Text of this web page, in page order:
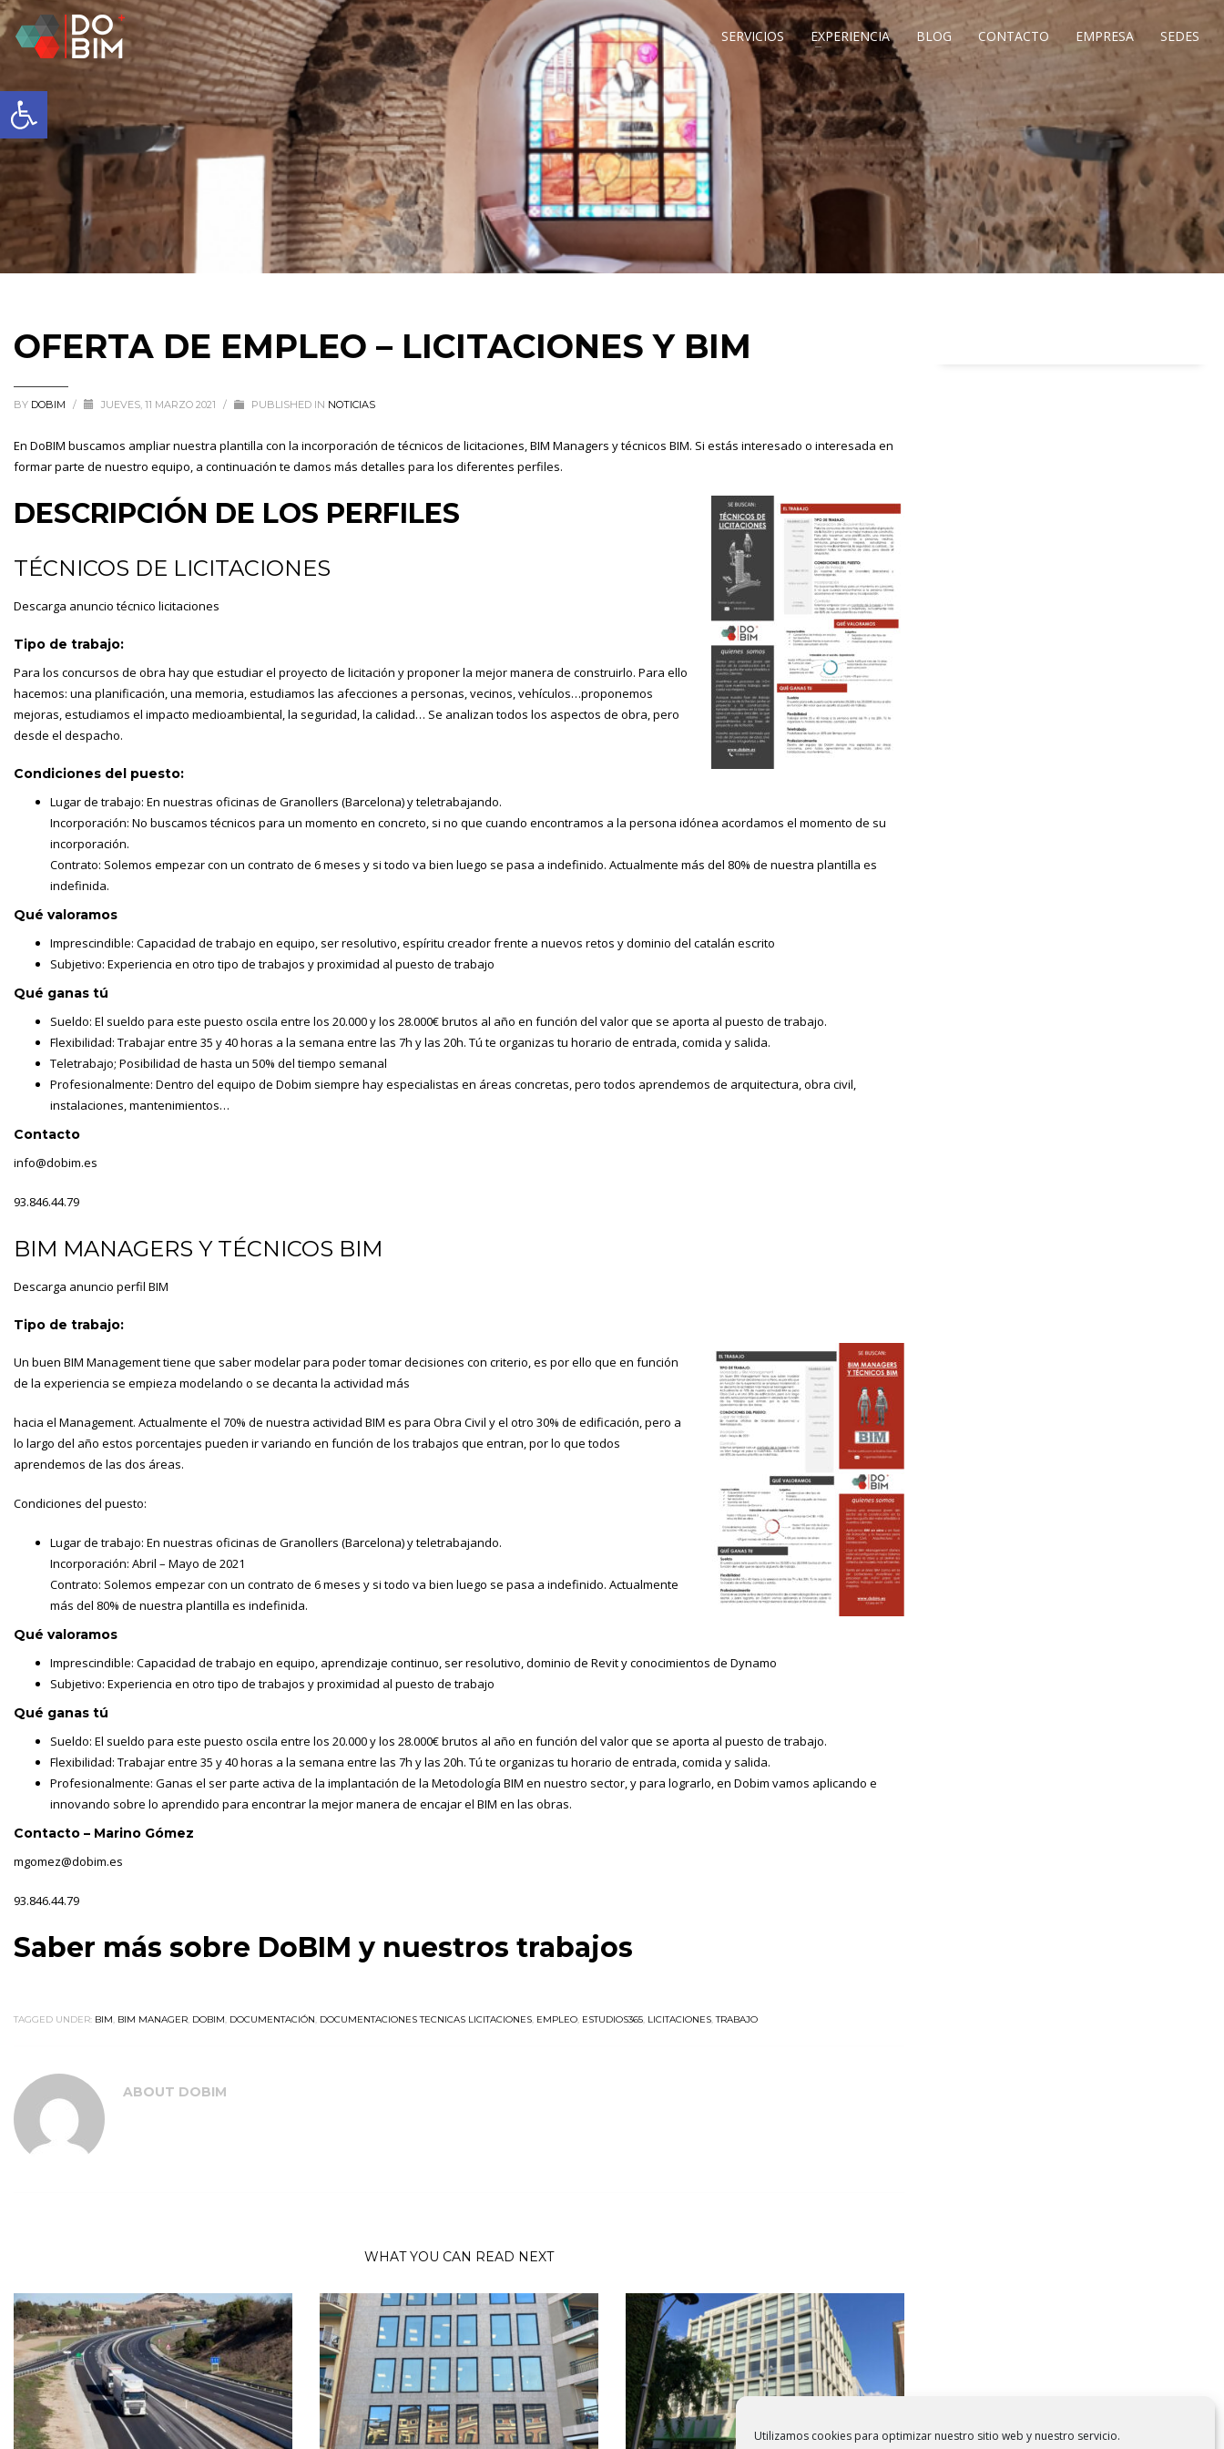
Abrir barra de herramientas
Utilizamos cookies para optimizar nuestro sitio web y nuestro servicio.
SERVICIOS EXPERIENCIA BLOG CONTACTO EMPRESA SEDES
OFERTA DE EMPLEO – LICITACIONES Y BIM
BY DOBIM / JUEVES, 11 MARZO 2021 / PUBLISHED IN NOTICIAS
En DoBIM buscamos ampliar nuestra plantilla con la incorporación de técnicos de licitaciones, BIM Managers y técnicos BIM. Si estás interesado o interesada en
formar parte de nuestro equipo, a continuación te damos más detalles para los diferentes perfiles.
DESCRIPCIÓN DE LOS PERFILES
TÉCNICOS DE LICITACIONES
Descarga anuncio técnico licitaciones
Tipo de trabajo:
Para los concursos de obra hay que estudiar el proyecto de licitación y proponer la mejor manera de construirlo. Para ello
hacemos: una planificación, una memoria, estudiamos las afecciones a personas, vecinos, vehículos…proponemos
mejoras, estudiamos el impacto medioambiental, la seguridad, la calidad… Se analizan todos los aspectos de obra, pero
desde el despacho.
Condiciones del puesto:
Lugar de trabajo: En nuestras oficinas de Granollers (Barcelona) y teletrabajando.
Incorporación: No buscamos técnicos para un momento en concreto, si no que cuando encontramos a la persona idónea acordamos el momento de su
incorporación.
Contrato: Solemos empezar con un contrato de 6 meses y si todo va bien luego se pasa a indefinido. Actualmente más del 80% de nuestra plantilla es
indefinida.
Qué valoramos
Imprescindible: Capacidad de trabajo en equipo, ser resolutivo, espíritu creador frente a nuevos retos y dominio del catalán escrito
Subjetivo: Experiencia en otro tipo de trabajos y proximidad al puesto de trabajo
Qué ganas tú
Sueldo: El sueldo para este puesto oscila entre los 20.000 y los 28.000€ brutos al año en función del valor que se aporta al puesto de trabajo.
Flexibilidad: Trabajar entre 35 y 40 horas a la semana entre las 7h y las 20h. Tú te organizas tu horario de entrada, comida y salida.
Teletrabajo; Posibilidad de hasta un 50% del tiempo semanal
Profesionalmente: Dentro del equipo de Dobim siempre hay especialistas en áreas concretas, pero todos aprendemos de arquitectura, obra civil,
instalaciones, mantenimientos…
Contacto
info@dobim.es
93.846.44.79
BIM MANAGERS Y TÉCNICOS BIM
Descarga anuncio perfil BIM
Tipo de trabajo:
Un buen BIM Management tiene que saber modelar para poder tomar decisiones con criterio, es por ello que en función
de la experiencia se empieza modelando o se decanta la actividad más
hacia el Management. Actualmente el 70% de nuestra actividad BIM es para Obra Civil y el otro 30% de edificación, pero a
lo largo del año estos porcentajes pueden ir variando en función de los trabajos que entran, por lo que todos
aprendemos de las dos áreas.
Condiciones del puesto:
Lugar de trabajo: En nuestras oficinas de Granollers (Barcelona) y teletrabajando.
Incorporación: Abril – Mayo de 2021
Contrato: Solemos empezar con un contrato de 6 meses y si todo va bien luego se pasa a indefinido. Actualmente
más del 80% de nuestra plantilla es indefinida.
Qué valoramos
Imprescindible: Capacidad de trabajo en equipo, aprendizaje continuo, ser resolutivo, dominio de Revit y conocimientos de Dynamo
Subjetivo: Experiencia en otro tipo de trabajos y proximidad al puesto de trabajo
Qué ganas tú
Sueldo: El sueldo para este puesto oscila entre los 20.000 y los 28.000€ brutos al año en función del valor que se aporta al puesto de trabajo.
Flexibilidad: Trabajar entre 35 y 40 horas a la semana entre las 7h y las 20h. Tú te organizas tu horario de entrada, comida y salida.
Profesionalmente: Ganas el ser parte activa de la implantación de la Metodología BIM en nuestro sector, y para lograrlo, en Dobim vamos aplicando e
innovando sobre lo aprendido para encontrar la mejor manera de encajar el BIM en las obras.
Contacto – Marino Gómez
mgomez@dobim.es
93.846.44.79
Saber más sobre DoBIM y nuestros trabajos
TAGGED UNDER: BIM, BIM MANAGER, DOBIM, DOCUMENTACIÓN, DOCUMENTACIONES TECNICAS LICITACIONES, EMPLEO, ESTUDIOS365, LICITACIONES,TRABAJO
ABOUT DOBIM
WHAT YOU CAN READ NEXT